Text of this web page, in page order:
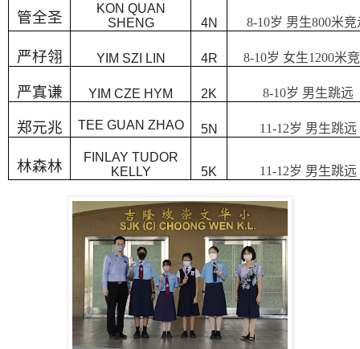
管全圣
KON QUAN
SHENG
4N 8-10岁 男生800米竞
严杍翎 YIM SZI LIN 4R 8-10岁 女生1200米
严寘谦 YIM CZE HYM 2K 8-10岁 男生跳远
郑元兆 TEE GUAN ZHAO 5N 11-12岁 男生跳远
林森林
FINLAY TUDOR
KELLY
5K 11-12岁 男生跳远